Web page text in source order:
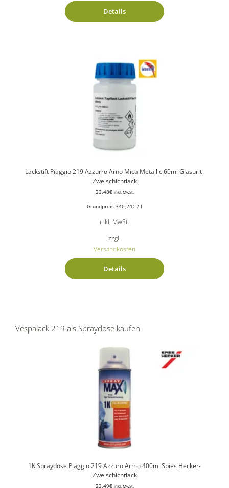
Details
Lackstift Piaggio 219 Azzurro Arno Mica Metallic 60ml Glasurit-
Zweischichtlack
23,48€ inkl. MwSt.
Grundpreis 340,24€ / l
inkl. MwSt.
zzgl.
Versandkosten
Details
Vespalack 219 als Spraydose kaufen
1K Spraydose Piaggio 219 Azzuro Armo 400ml Spies Hecker-
Zweischichtlack
23,49€ inkl. MwSt.